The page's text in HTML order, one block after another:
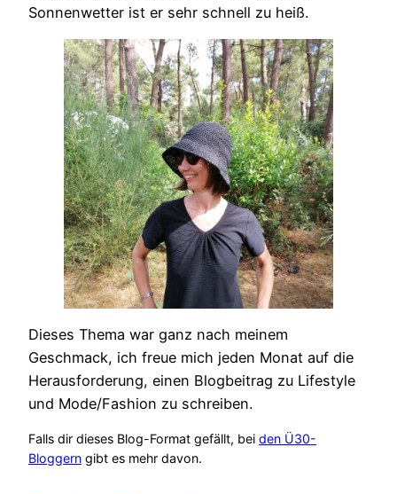
Sonnenwetter ist er sehr schnell zu heiß.
Dieses Thema war ganz nach meinem
Geschmack, ich freue mich jeden Monat auf die
Herausforderung, einen Blogbeitrag zu Lifestyle
und Mode/Fashion zu schreiben.
Falls dir dieses Blog-Format gefällt, bei den Ü30-
Bloggern gibt es mehr davon.